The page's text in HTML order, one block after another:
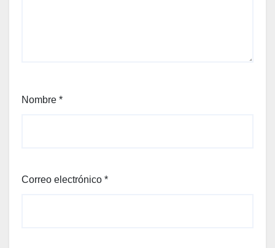
Nombre *
Correo electrónico *